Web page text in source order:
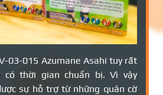
03-015 Azumane Asahi tuy rất
có thời gian chuẩn bị. Vì vậy
sự hỗ trợ từ những quân cờ